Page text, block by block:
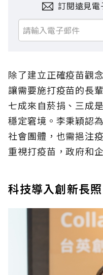
訂閱遠見
除了建立正確疫苗觀
讓需要施打疫苗的長
七成來自菸捐、三成
穩定窘境。李秉穎認
社會團體，也需挹注
重視打疫苗，政府和
科技導入創新長